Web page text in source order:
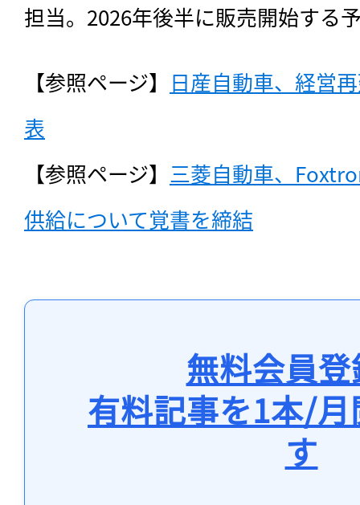
担当。2026年後半に販売開始する
【参照ページ】 日産自動車、経営
表
【参照ページ】 三菱自動車、
供給について覚書を締結
無料会員
有料記事を1本/
す